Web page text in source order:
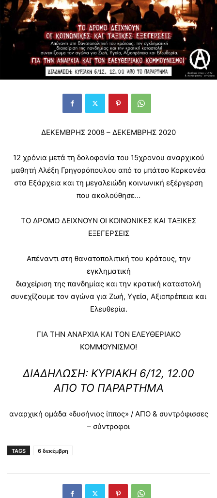
ΔΕΚΕΜΒΡΗΣ 2008 – ΔΕΚΕΜΒΡΗΣ 2020
12 χρόνια μετά τη δολοφονία του 15χρονου αναρχικού
μαθητή Αλέξη Γρηγορόπουλου από το μπάτσο Κορκονέα
στα Εξάρχεια και τη μεγαλειώδη κοινωνική εξέργερση
που ακολούθησε…
ΤΟ ΔΡΟΜΟ ΔΕΙΧΝΟΥΝ ΟΙ ΚΟΙΝΩΝΙΚΕΣ ΚΑΙ ΤΑΞΙΚΕΣ
ΕΞΕΓΕΡΣΕΙΣ
Απέναντι στη θανατοπολιτική του κράτους, την
εγκληματική
διαχείριση της πανδημίας και την κρατική καταστολή
συνεχίζουμε τον αγώνα για Ζωή, Υγεία, Αξιοπρέπεια και
Ελευθερία.
ΓΙΑ ΤΗΝ ΑΝΑΡΧΙΑ ΚΑΙ ΤΟΝ ΕΛΕΥΘΕΡΙΑΚΟ
ΚΟΜΜΟΥΝΙΣΜΟ!
ΔΙΑΔΗΛΩΣΗ: ΚΥΡΙΑΚΗ 6/12, 12.00
ΑΠΟ ΤΟ ΠΑΡΑΡΤΗΜΑ
αναρχική ομάδα «δυσήνιος ίππος» / ΑΠΟ & συντρόφισσες
– σύντροφοι
TAGS 6 δεκέμβρη